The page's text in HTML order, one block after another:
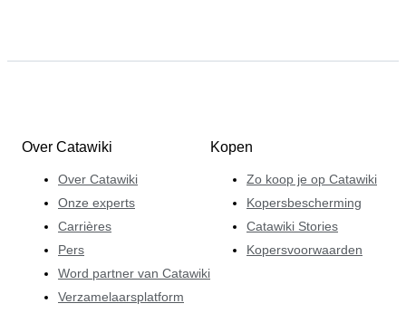
Over Catawiki
Over Catawiki
Onze experts
Carrières
Pers
Word partner van Catawiki
Verzamelaarsplatform
Kopen
Zo koop je op Catawiki
Kopersbescherming
Catawiki Stories
Kopersvoorwaarden